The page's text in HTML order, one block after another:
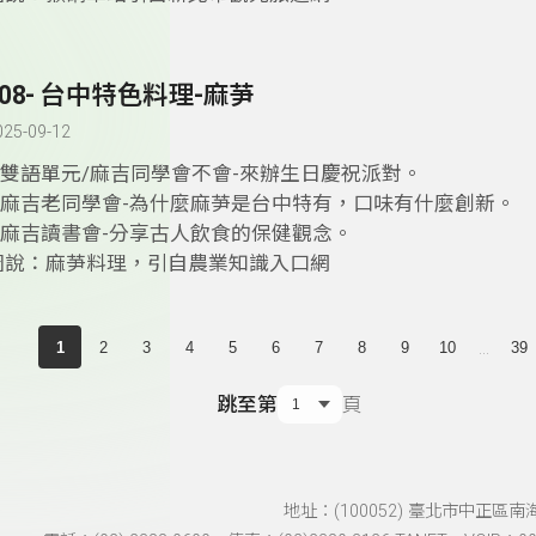
台中特色料理-麻芛
09-12
語單元/麻吉同學會不會-來辦生日慶祝派對。
吉老同學會-為什麼麻芛是台中特有，口味有什麼創新。
吉讀書會-分享古人飲食的保健觀念。
說：麻芛料理，引自農業知識入口網
1 2 3 4 5 6 7 8 9 10 39
跳至第 頁
地址：(100052) 臺北市中正區南